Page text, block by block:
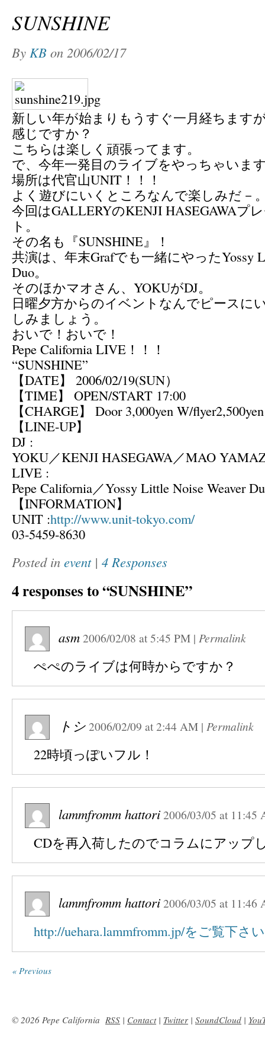
SUNSHINE
By KB on 2006/02/17
新しい年が始まりもうすぐ一月経ちます
感じですか？
こちらは楽しく頑張ってます。
で、今年一発目のライブをやっちゃいま
場所は代官山UNIT！！！
よく遊びにいくところなんで楽しみだ－
今回はGALLERYのKENJI HASEGAWAプ
ト。
その名も『SUNSHINE』！
共演は、年末Grafでも一緒にやったYossy
Duo。
そのほかマオさん、YOKUがDJ。
日曜夕方からのイベントなんでピースに
しみましょう。
おいで！おいで！
Pepe California LIVE！！！
“SUNSHINE”
【DATE】 2006/02/19(SUN）
【TIME】 OPEN/START 17:00
【CHARGE】 Door 3,000yen W/flyer2,500yen
【LINE-UP】
DJ :
YOKU／KENJI HASEGAWA／MAO
LIVE :
Pepe California／Yossy Little Noise Weaver
【INFORMATION】
UNIT :http://www.unit-tokyo.com/
03-5459-8630
Posted in event| 4 Responses
4 responses to “SUNSHINE”
asm2006/02/08 at5:45 PM | Permalink
ぺぺのライブは何時からですか？
トシ2006/02/09 at2:44 AM | Permalink
22時頃っぽいフル！
lammfromm hattori2006/03/05 at 11:45
CDを再入荷したのでコラムにアップ
lammfromm hattori2006/03/05 at 11:46
http://uehara.lammfromm.jp/をご覧下さ
« Previous
© 2026 Pepe California RSS | Contact| Twitter | SoundCloud |